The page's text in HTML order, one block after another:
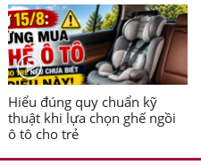
Hiểu đúng quy chuẩn kỹ
thuật khi lựa chọn ghế ngồi
ô tô cho trẻ